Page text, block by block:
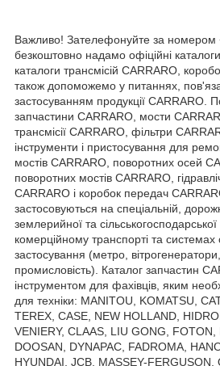
Важливо! Зателефонуйте за
безкоштовно надамо офіційні
каталоги трансмісій CARRARO,
також допоможемо у питаннях,
застосуванням продукції CARRARO.
запчастини CARRARO, мости
трансмісії CARRARO, фільтри
інструменти і пристосування для
мостів CARRARO, поворотних осей
поворотних мостів CARRARO,
CARRARO і коробок передач
застосовуються на спеціальній,
землерийної та
комерційному транспорті та системах
застосування (метро,
промисловість). Каталог запчастин
інструментом для фахівців, яким
для техніки: MANITOU, KOMATSU,
TEREX, CASE, NEW HOLLAND,
VENIERY, CLAAS, LIU GONG,
DOOSAN, DYNAPAC, FADROMA,
HYUNDAI, JCB, MASSEY-FERGUSON,